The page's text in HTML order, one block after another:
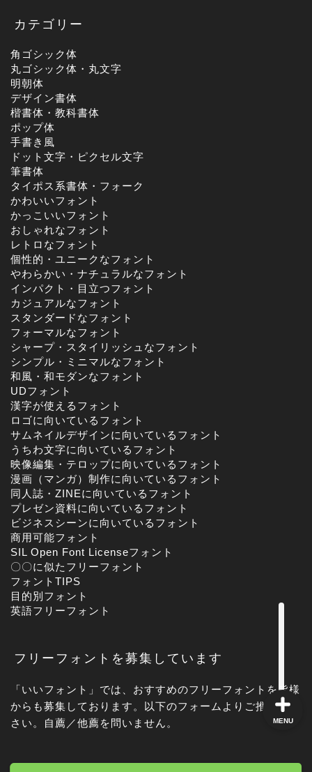
カテゴリー
角ゴシック体
丸ゴシック体・丸文字
明朝体
デザイン書体
楷書体・教科書体
ポップ体
手書き風
ドット文字・ピクセル文字
筆書体
タイポス系書体・フォーク
かわいいフォント
かっこいいフォント
おしゃれなフォント
レトロなフォント
個性的・ユニークなフォント
やわらかい・ナチュラルなフォント
インパクト・目立つフォント
カジュアルなフォント
スタンダードなフォント
フォーマルなフォント
シャープ・スタイリッシュなフォント
シンプル・ミニマルなフォント
和風・和モダンなフォント
UDフォント
漢字が使えるフォント
ロゴに向いているフォント
サムネイルデザインに向いているフォント
うちわ文字に向いているフォント
映像編集・テロップに向いているフォント
漫画（マンガ）制作に向いているフォント
同人誌・ZINEに向いているフォント
プレゼン資料に向いているフォント
ビジネスシーンに向いているフォント
商用可能フォント
SIL Open Font Licenseフォント
〇〇に似たフリーフォント
フォントTIPS
目的別フォント
英語フリーフォント
フリーフォントを募集しています
「いいフォント」では、おすすめのフリーフォントを皆様
からも募集しております。以下のフォームよりご推薦くだ
さい。自薦／他薦を問いません。
MENU